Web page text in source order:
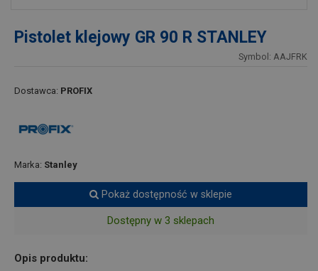
Pistolet klejowy GR 90 R STANLEY
Symbol: AAJFRK
Dostawca: PROFIX
Marka: Stanley
Pokaż dostępność w sklepie
Dostępny w 3 sklepach
Opis produktu: